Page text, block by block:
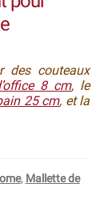
des couteaux
8 cm, le
25 cm, et la
, Mallette de